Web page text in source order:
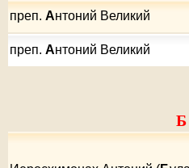
преп. Антоний Великий
преп. Антоний Великий
Б